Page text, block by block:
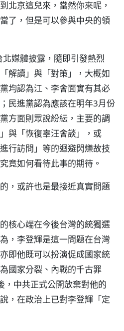
北京這兒來，當然你來呢，
了，但是可以參與中央的領
媒體披露，隨即引發熱烈
解讀」與「對策」，大概如
均認為江、李會面實有其必
民進黨認為應該在明年3月份
方面則眾說紛紜，主要的調
與「恢復辜汪會談」，或
行訪問」等的迴避閃爍故技
竟如何看待此事的期待。
，或許也是最接近真實問題
核心端在今後台灣的統獨選
，李登輝是這一問題在台灣
即他既可以扮演促成國家統
國家分裂、內戰的千古罪
，中共正式公開放棄對他的
，在政治上已對李登輝「定